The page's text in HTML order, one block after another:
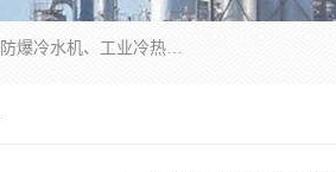
南京康嘉温控设备有限公司是一家工业冷水机厂家，主营产品：低温冷水机、防爆冷水机、工业冷热一体机、工业冷水机等冷水机，公司依托南京工业大学的技术，汇集众多业内技术，不断管理模式，使得我们的产品始终处于国内成员之一水平，在业界享有很高赞誉，是欧洲、北美、中东、东南亚等多个国家和地区。